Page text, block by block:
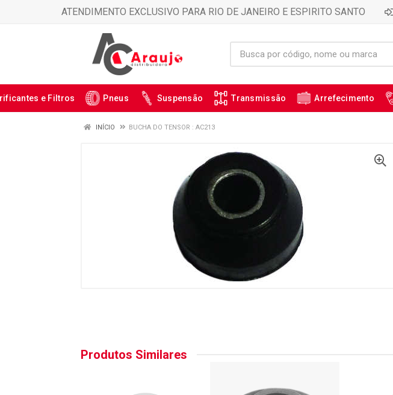
ATENDIMENTO EXCLUSIVO PARA RIO DE JANEIRO E ESPIRITO SANTO
e Filtros Pneus Suspensão Transmissão Arrefecimento
INÍCIO BUCHA DO TENSOR : AC213
Produtos Similares